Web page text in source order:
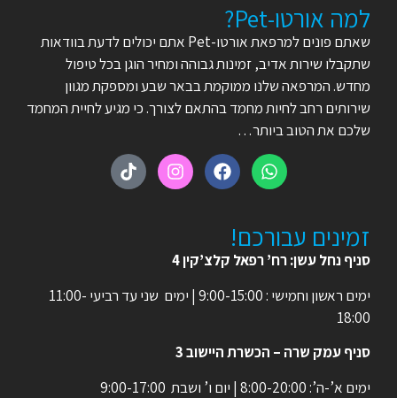
למה אורטו-Pet?
שאתם פונים למרפאת אורטו-Pet אתם יכולים לדעת בוודאות
שתקבלו שירות אדיב, זמינות גבוהה ומחיר הוגן בכל טיפול
מחדש. המרפאה שלנו ממוקמת בבאר שבע ומספקת מגוון
שירותים רחב לחיות מחמד בהתאם לצורך. כי מגיע לחיית המחמד
שלכם את הטוב ביותר…
זמינים עבורכם!
סניף נחל עשן: רח’ רפאל קלצ’קין 4
ימים ראשון וחמישי : 9:00-15:00 | ימים שני עד רביעי 11:00-
18:00
סניף עמק שרה – הכשרת היישוב 3
ימים א’-ה’: 8:00-20:00 | יום ו’ ושבת 9:00-17:00